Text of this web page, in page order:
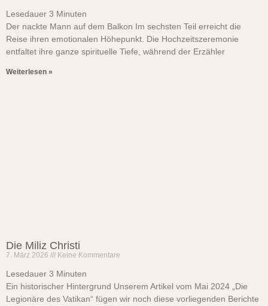
Lesedauer 3 Minuten
Der nackte Mann auf dem Balkon Im sechsten Teil erreicht die
Reise ihren emotionalen Höhepunkt. Die Hochzeitszeremonie
entfaltet ihre ganze spirituelle Tiefe, während der Erzähler
Weiterlesen »
Die Miliz Christi
7. März 2026 Keine Kommentare
Lesedauer 3 Minuten
Ein historischer Hintergrund Unserem Artikel vom Mai 2024 „Die
Legionäre des Vatikan“ fügen wir noch diese vorliegenden Berichte